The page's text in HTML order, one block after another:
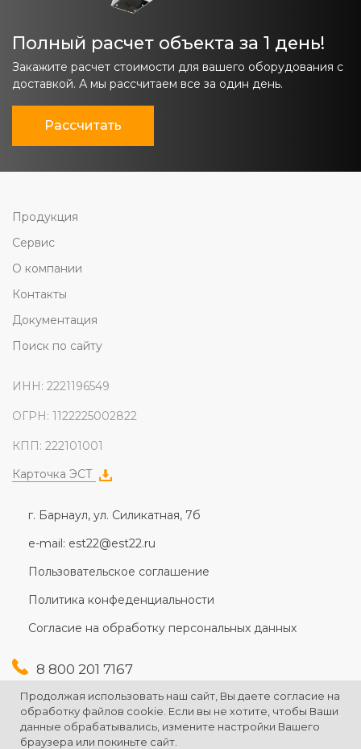
Полный расчет объекта за 1 день!
Закажите расчет стоимости для вашего оборудования с
доставкой. А мы рассчитаем все за один день.
Рассчитать
Продукция
Сервис
О компании
Контакты
Документация
Поиск по сайту
ИНН: 2221196549
ОГРН: 1122225002822
КПП: 222101001
Карточка ЭСТ
г. Барнаул, ул. Силикатная, 7б
e-mail: est22@est22.ru
Пользовательское соглашение
Политика конфеденциальности
Согласие на обработку персональных данных
8 800 201 7167
+7 (3852) 607-167
+7 (3852) 226-176
Продолжая использовать наш сайт, Вы даете согласие на
обработку файлов cookie. Если вы не хотите, чтобы Ваши
данные обрабатывались, измените настройки Вашего
браузера или покиньте сайт.